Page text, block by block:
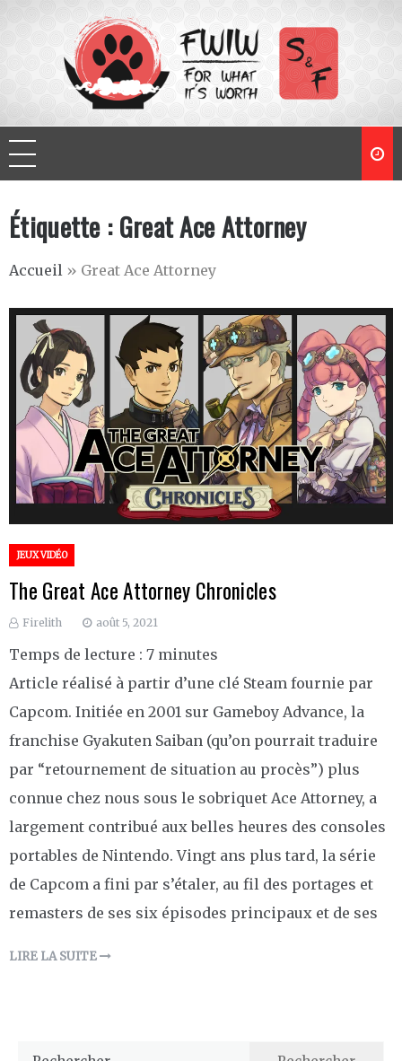
For What It's Worth
Y'a que les imbéciles qui changent pas d'avis
Étiquette :Great Ace Attorney
Accueil » Great Ace Attorney
JEUX VIDÉO
The Great Ace Attorney Chronicles
Firelith août 5, 2021
Temps de lecture : 7 minutes
Article réalisé à partir d’une clé Steam fournie par
Capcom. Initiée en 2001 sur Gameboy Advance, la
franchise Gyakuten Saiban (qu’on pourrait traduire
par “retournement de situation au procès”) plus
connue chez nous sous le sobriquet Ace Attorney, a
largement contribué aux belles heures des consoles
portables de Nintendo. Vingt ans plus tard, la série
de Capcom a fini par s’étaler, au fil des portages et
remasters de ses six épisodes principaux et de ses
LIRE LA SUITE
Rechercher :